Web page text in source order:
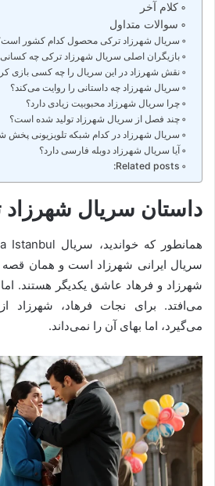
کلام آخر
سوالات متداول
سریال شهرزاد ترکی محصول کدام کشور
بازیگران اصلی سریال شهرزاد ترکی چه
نقش شهرزاد در این سریال را چه کسی بازی
سریال شهرزاد چه داستانی را روایت می‌کند؟
چرا سریال شهرزاد محبوبیت زیادی دارد؟
چند فصل از سریال شهرزاد تولید شده است؟
سریال شهرزاد در کدام شبکه تلویزیونی
آیا سریال شهرزاد دوبله فارسی دارد؟
Related posts:
داستان سریال
سریال ایرانی شهرزاد است و همان قصه
شهرزاد و فرهاد عاشق یکدیگر هستند. اما
می‌افتد. برای نجات فرهاد،
می‌گیرد، اما بهای آن را نمی‌داند.